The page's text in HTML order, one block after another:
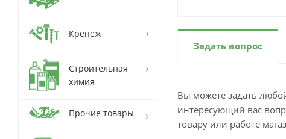
Задать вопрос
Вы можете задать
интересующий вас
товару или работе
Крепёж
Строительная
химия
Прочие товары